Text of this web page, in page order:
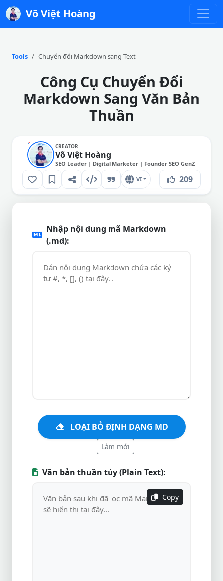
Võ Việt Hoàng
Tools Chuyển đổi Markdown sang Text
Công Cụ Chuyển Đổi
Markdown Sang Văn Bản
Thuần
CREATOR
Võ Việt Hoàng
SEO Leader | Digital Marketer | Founder SEO GenZ
VI 209
Nhập nội dung mã Markdown
(.md):
LOẠI BỎ ĐỊNH DẠNG MD
Làm mới
Văn bản thuần túy (Plain Text):
Copy